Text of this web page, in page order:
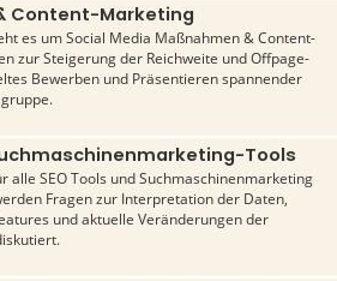
Content-Marketing
es um Social Media Maßnahmen & Content-
zur Steigerung der Reichweite und Offpage-
Bewerben und Präsentieren spannender
Tools
alle SEO Tools und Suchmaschinenmarketing
Fragen zur Interpretation der Daten,
und aktuelle Veränderungen der